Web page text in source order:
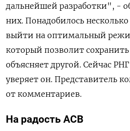
дальнейшей разработки", -
них. Понадобилось
выйти на оптимальный
который позволит
объясняет другой. Сейчас
уверяет он. Представитель
от комментариев.
На радость АСВ